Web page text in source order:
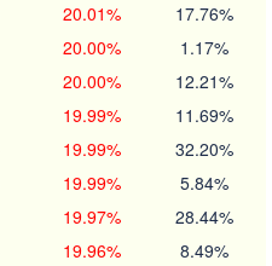
20.01% 17.76%
20.00% 1.17%
20.00% 12.21%
19.99% 11.69%
19.99% 32.20%
19.99% 5.84%
19.97% 28.44%
19.96% 8.49%